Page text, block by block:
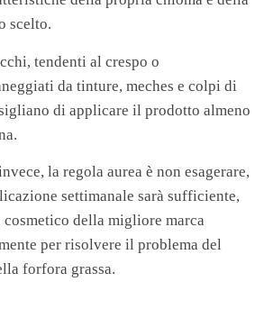
scelto.
tendenti al crespo o
da tinture, meches e colpi di
di applicare il prodotto almeno
la regola aurea è non esagerare,
settimanale sarà sufficiente,
della migliore marca
per risolvere il problema del
forfora grassa.